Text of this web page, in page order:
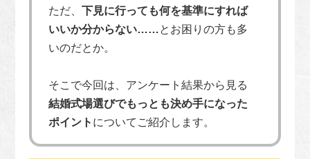
ただ、下見に行っても何を基準にすれば
いいか分からない……とお困りの方も多
いのだとか。
そこで今回は、アンケート結果から見る
結婚式場選びでもっとも決め手になった
ポイント についてご紹介します。